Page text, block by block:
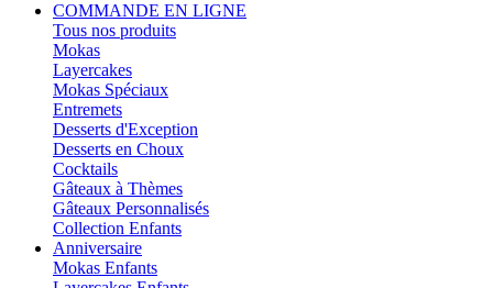
COMMANDE EN LIGNE
Tous nos produits
Mokas
Layercakes
Mokas Spéciaux
Entremets
Desserts d'Exception
Desserts en Choux
Cocktails
Gâteaux à Thèmes
Gâteaux Personnalisés
Collection Enfants
Anniversaire
Mokas Enfants